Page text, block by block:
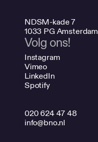
NDSM-kade 7
1033 PG Amsterdam
Volg ons!
Instagram
Vimeo
LinkedIn
Spotify
020 624 47 48
info@bno.nl